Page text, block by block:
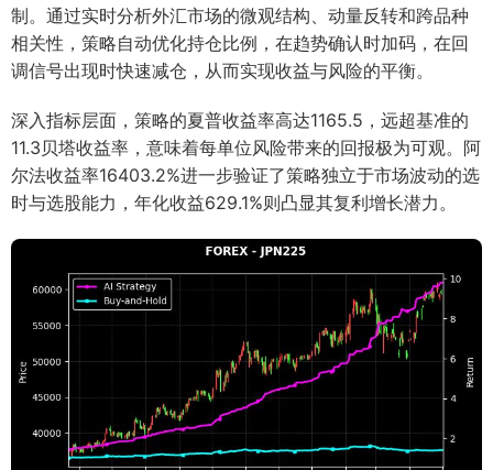
制。通过实时分析外汇市场的微观结构、动量反转和跨品种
相关性，策略自动优化持仓比例，在趋势确认时加码，在回
调信号出现时快速减仓，从而实现收益与风险的平衡。
深入指标层面，策略的夏普收益率高达1165.5，远超基准的
11.3贝塔收益率，意味着每单位风险带来的回报极为可观。阿
尔法收益率16403.2%进一步验证了策略独立于市场波动的选
时与选股能力，年化收益629.1%则凸显其复利增长潜力。